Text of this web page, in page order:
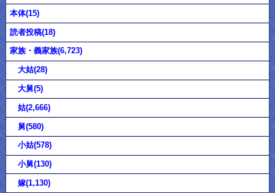
本体(15)
読者投稿(18)
家族・義家族(6,723)
大姑(28)
大舅(5)
姑(2,666)
舅(580)
小姑(578)
小舅(130)
嫁(1,130)